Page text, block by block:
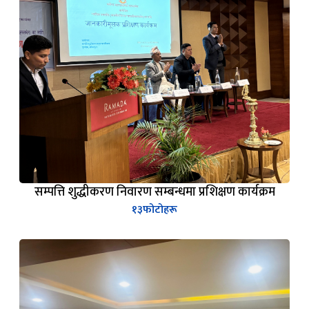
सम्पत्ति शुद्धीकरण निवारण सम्बन्धमा प्रशिक्षण कार्यक्रम
१३फोटोहरू